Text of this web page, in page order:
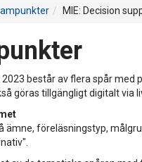
MIE: Decision
består av flera spår
göras tillgängligt digitalt via
ämne, föreläsningstyp,